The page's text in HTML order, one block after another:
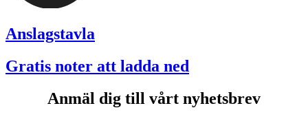
Anslagstavla
Gratis noter att ladda ned
Anmäl dig till vårt nyhetsbrev